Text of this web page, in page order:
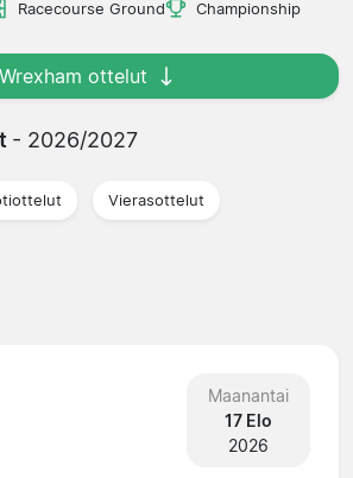
Racecourse Ground Championship
Wrexham ottelut
- 2026/2027
Vierasottelut
Maanantai
17 Elo
2026